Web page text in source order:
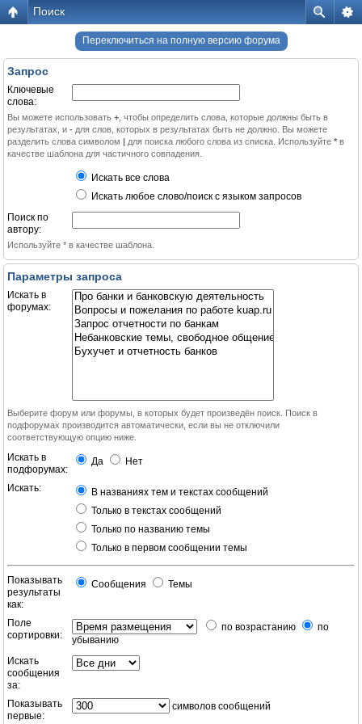
Поиск
Переключиться на полную версию форума
Запрос
Ключевые
слова:
Вы можете использовать + , чтобы определить слова, которые должны быть в
результатах, и - для слов, которых в результатах быть не должно. Вы можете
разделить слова символом | для поиска любого слова из списка. Используйте * в
качестве шаблона для частичного совпадения.
Искать все слова
Искать любое слово/поиск с языком запросов
Поиск по
автору:
Используйте * в качестве шаблона.
Параметры запроса
Искать в
форумах:
Выберите форум или форумы, в которых будет произведён поиск. Поиск в
подфорумах производится автоматически, если вы не отключили
соответствующую опцию ниже.
Искать в
подфорумах:
Да Нет
Искать:
В названиях тем и текстах сообщений
Только в текстах сообщений
Только по названию темы
Только в первом сообщении темы
Показывать
результаты
как:
Сообщения Темы
Поле
сортировки:
по возрастанию
по
убыванию
Искать
сообщения
за:
Показывать
первые:
символов сообщений